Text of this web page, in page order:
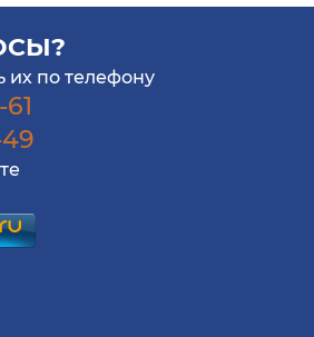
их по телефону